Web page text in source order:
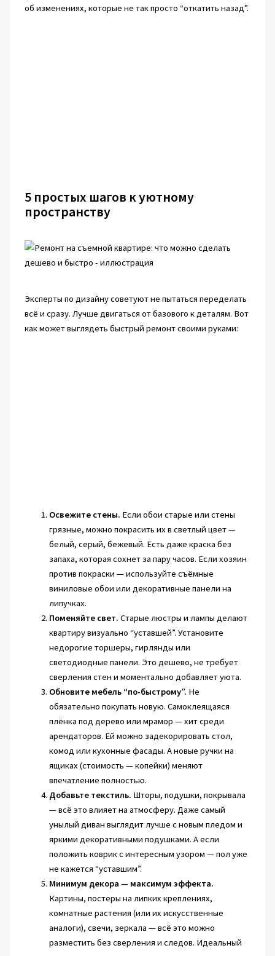
об изменениях, которые не так просто “откатить назад”.
5 простых шагов к уютному
пространству
Эксперты по дизайну советуют не пытаться переделать
всё и сразу. Лучше двигаться от базового к деталям. Вот
как может выглядеть быстрый ремонт своими руками:
Освежите стены. Если обои старые или стены
грязные, можно покрасить их в светлый цвет —
белый, серый, бежевый. Есть даже краска без
запаха, которая сохнет за пару часов. Если хозяин
против покраски — используйте съёмные
виниловые обои или декоративные панели на
липучках.
Поменяйте свет. Старые люстры и лампы делают
квартиру визуально “уставшей”. Установите
недорогие торшеры, гирлянды или
светодиодные панели. Это дешево, не требует
сверления стен и моментально добавляет уюта.
Обновите мебель “по-быстрому”. Не
обязательно покупать новую. Самоклеящаяся
плёнка под дерево или мрамор — хит среди
арендаторов. Ей можно задекорировать стол,
комод или кухонные фасады. А новые ручки на
ящиках (стоимость — копейки) меняют
впечатление полностью.
Добавьте текстиль. Шторы, подушки, покрывала
— всё это влияет на атмосферу. Даже самый
унылый диван выглядит лучше с новым пледом и
яркими декоративными подушками. А если
положить коврик с интересным узором — пол уже
не кажется “уставшим”.
Минимум декора — максимум эффекта.
Картины, постеры на липких креплениях,
комнатные растения (или их искусственные
аналоги), свечи, зеркала — всё это можно
разместить без сверления и следов. Идеальный